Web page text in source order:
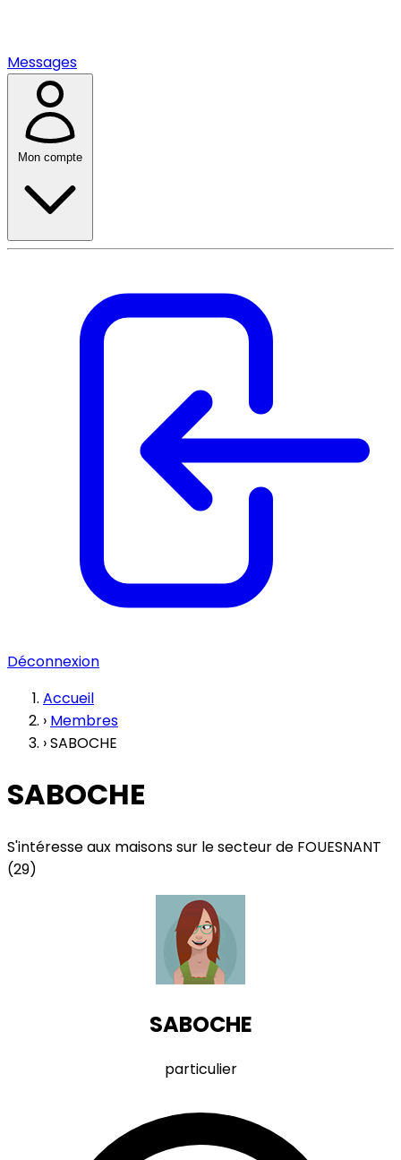
Messages
Mon compte
Déconnexion
Accueil
› Membres
›SABOCHE
SABOCHE
S'intéresse aux maisons sur le secteur de FOUESNANT
(29)
SABOCHE
particulier